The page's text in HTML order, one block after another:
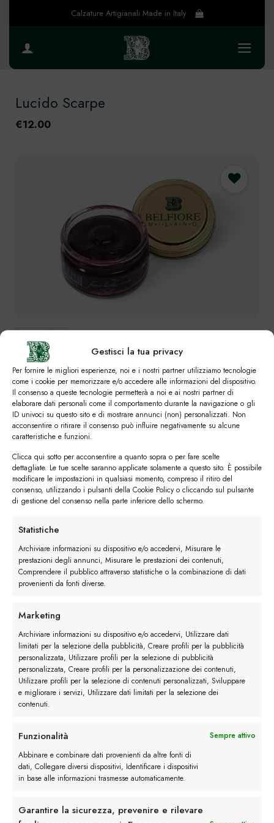
Gestisci la tua privacy
Per fornire le migliori esperienze, noi e i nostri partner utilizziamo tecnologie
come i cookie per memorizzare e/o accedere alle informazioni del dispositivo.
Il consenso a queste tecnologie permetterà a noi e ai nostri partner di
elaborare dati personali come il comportamento durante la navigazione o gli
ID univoci su questo sito e di mostrare annunci (non) personalizzati. Non
acconsentire o ritirare il consenso può influire negativamente su alcune
caratteristiche e funzioni.
Clicca qui sotto per acconsentire a quanto sopra o per fare scelte
dettagliate. Le tue scelte saranno applicate solamente a questo sito. È possibile
modificare le impostazioni in qualsiasi momento, compreso il ritiro del
consenso, utilizzando i pulsanti della Cookie Policy o cliccando sul pulsante
di gestione del consenso nella parte inferiore dello schermo.
Statistiche
Archiviare informazioni su dispositivo e/o accedervi, Misurare le
prestazioni degli annunci, Misurare le prestazioni dei contenuti,
Comprendere il pubblico attraverso statistiche o la combinazione di dati
provenienti da fonti diverse.
Marketing
Archiviare informazioni su dispositivo e/o accedervi, Utilizzare dati
limitati per la selezione della pubblicità, Creare profili per la pubblicità
personalizzata, Utilizzare profili per la selezione di pubblicità
personalizzata, Creare profili per la personalizzazione dei contenuti,
Utilizzare profili per la selezione di contenuti personalizzati, Sviluppare
e migliorare i servizi, Utilizzare dati limitati per la selezione dei
contenuti.
Funzionalità
Sempre attivo
Abbinare e combinare dati provenienti da altre fonti di
dati, Collegare diversi dispositivi, Identificare i dispositivi
in base alle informazioni trasmesse automaticamente.
Garantire la sicurezza, prevenire e rilevare
Calzature Artigianali Made in Italy
Lucido Scarpe
€12.00
Preferiti
Colori
SVUOTA
Lucido Scarpe quantità
Descrizione
Recensioni (0)